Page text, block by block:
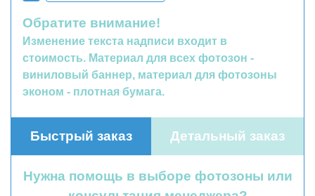
Обратите внимание!
Изменение текста надписи входит в
стоимость. Материал для всех фотозон -
виниловый баннер, материал для фотозоны
эконом - плотная бумага.
Быстрый заказ Детальный заказ
Нужна помощь в выборе фотозоны или